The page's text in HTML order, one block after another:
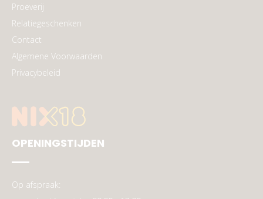
Proeverij
Relatiegeschenken
Contact
Algemene Voorwaarden
Privacybeleid
OPENINGSTIJDEN
Op afspraak: